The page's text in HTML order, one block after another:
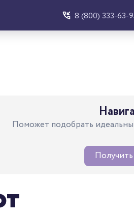
8 (800) 333-63-
Поможет подобрать